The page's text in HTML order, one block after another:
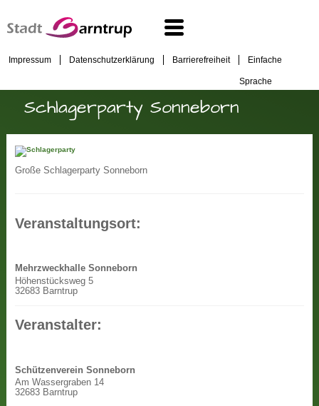
Impressum Datenschutzerklärung Barrierefreiheit Einfache
Sprache
Schlagerparty Sonneborn
Große Schlagerparty Sonneborn
Veranstaltungsort:
Mehrzweckhalle Sonneborn
Höhenstücksweg 5
32683 Barntrup
Veranstalter:
Schützenverein Sonneborn
Am Wassergraben 14
32683 Barntrup